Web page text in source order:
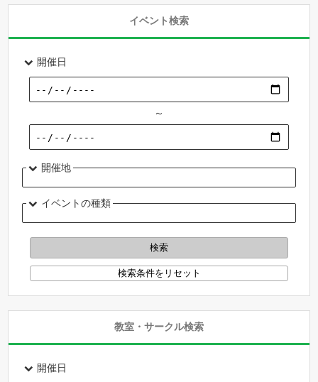
イベント検索
開催日
～
開催地
イベントの種類
教室・サークル検索
開催日